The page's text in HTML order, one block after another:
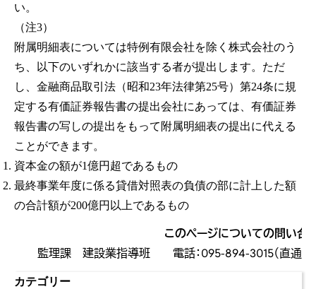
い。
（注3）
附属明細表については特例有限会社を除く株式会社のう
ち、以下のいずれかに該当する者が提出します。ただ
し、金融商品取引法（昭和23年法律第25号）第24条に規
定する有価証券報告書の提出会社にあっては、有価証券
報告書の写しの提出をもって附属明細表の提出に代える
ことができます。
資本金の額が1億円超であるもの
最終事業年度に係る貸借対照表の負債の部に計上した額
の合計額が200億円以上であるもの
このページについての問い合
監理課 建設業指導班 電話：095-894-3015（直通）
カテゴリー